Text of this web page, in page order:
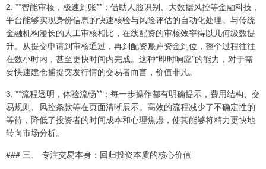
2. **智能审核，极速到账**：借助人脸识别、大数据风控等金融科技，
平台能够实现身份信息的快速核验与风险评估的自动化处理。与传统
金融机构漫长的人工审核相比，在线配资的审核效率得以几何级数提
升。从提交申请到审核通过，再到配资账户资金到位，整个过程往往
在数小时内，甚至更快时间内完成。这种“即时响应”的能力，对于需
要快速建仓捕捉突发行情的交易者而言，价值非凡。
3. **流程透明，体验流畅**：每一步操作都有明确提示，费用结构、交
易规则、风控条款等在页面清晰展示。高效的流程减少了不确定性的
等待，降低了投资者的时间成本和心理焦虑，使其能够将精力更快地
转向市场分析。
### 三、 专注交易本身：回归投资本质的核心价值